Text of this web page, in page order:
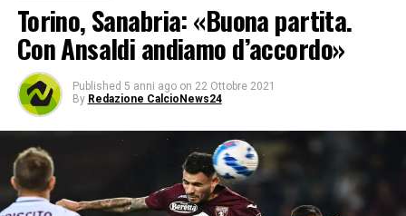
Torino, Sanabria: «Buona partita.
Con Ansaldi andiamo d’accordo»
Published 5 anni ago on 22 Ottobre 2021
By Redazione CalcioNews24